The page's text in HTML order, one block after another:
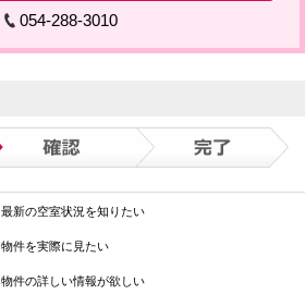
054-288-3010
最新の空室状況を知りたい
物件を実際に見たい
物件の詳しい情報が欲しい